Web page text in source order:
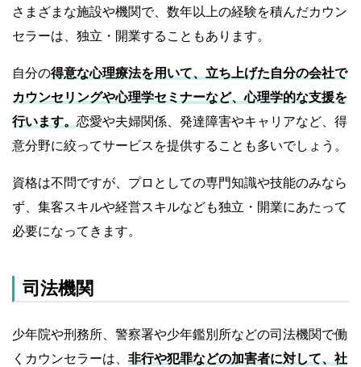
さまざまな施設や機関で、数年以上の経験を積んだカウン
セラーは、独立・開業することもあります。
自分の得意な心理療法を用いて、立ち上げた自分の会社で
カウンセリングや心理学セミナーなど、心理学的な支援を
行います。 恋愛や夫婦関係、発達障害やキャリアなど、得
意分野に絞ってサービスを提供することも多いでしょう。
資格は不問ですが、プロとしての専門知識や技能のみなら
ず、集客スキルや経営スキルなども独立・開業にあたって
必要になってきます。
司法機関
少年院や刑務所、警察署や少年鑑別所などの司法機関で働
くカウンセラーは、 非行や犯罪などの加害者に対して、社